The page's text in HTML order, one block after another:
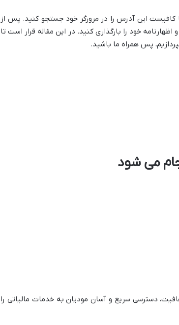
کافیست این آدرس را در مرورگر خود جستجو کنید. پس از
خود را بارگذاری کنید. در این مقاله قرار است تا
پس همراه ما باشید.
می شود
دسترسی سریع و آسان مودیان به خدمات مالیاتی را